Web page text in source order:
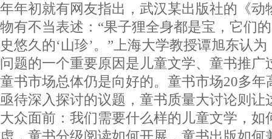
年年初就有网友指出，武汉某出版社的《动
物有不当表述：“果子狸全身都是宝，它们
史悠久的‘山珍’。”上海大学教授谭旭东认
问题的一个重要原因是儿童文学、童书推广
童书市场总体仍是向好的。童书市场20多年
亟待深入探讨的议题，童书质量大讨论则让
大众面前：我们需要什么样的儿童文学，如